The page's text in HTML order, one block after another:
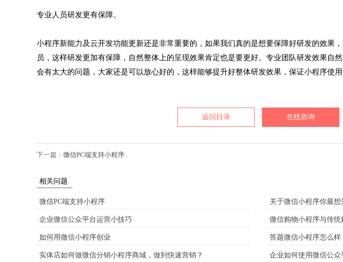
专业人员研发更有保障。
小程序新能力及云开发功能更新还是非常重要的，如果我们真的是想要保障好研发的效果
员，这样研发更加有保障，自然整体上的呈现效果肯定也是要更好。专业团队研发效果自
会有太大的问题，大家还是可以放心好的，这样能够提升好整体研发效果，保证小程序使用
返回目录 在线咨询
下一篇： 微信PC端支持小程序
相关问题
微信PC端支持小程序 关于微信小程序你最
企业微信公众平台运营小技巧 微信购物小程序与传
如何用微信小程序创业 答题微信小程序怎么
实体店如何做微信分销小程序商城，做到快速营销？ 企业如何使用微信公众